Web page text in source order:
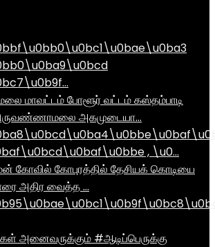
மாவட்டம் போளூர் வட்டம் கஸ்தம்பாடி
அகமுடையா…
, \u0…
கோவில் கோபுரத்தில் தேசியக் கொடியை
அதிர வைத்த …
அனைவருக்கும் #ஆடிப்பெருக்கு